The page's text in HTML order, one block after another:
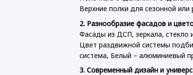
Верхние полки для сезонной
2. Разнообразие фасадов и
Фасады из ДСП, зеркала, стекло
Цвет раздвижной системы
система, Белый – алюминиевый
3. Современный дизайн и